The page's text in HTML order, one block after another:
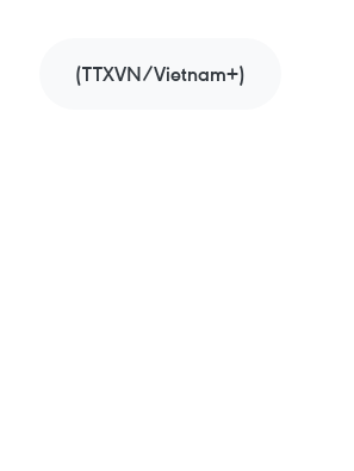
(TTXVN/Vietnam+)